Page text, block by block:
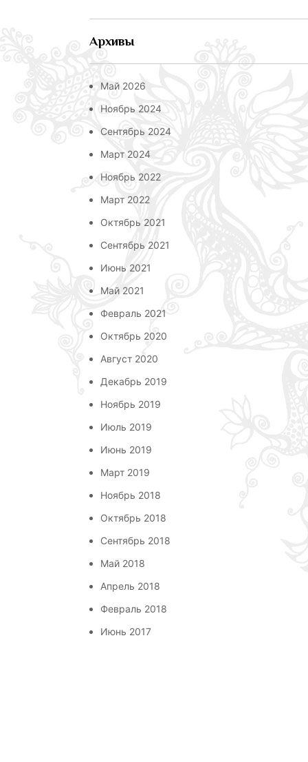
Архивы
Май 2026
Ноябрь 2024
Сентябрь 2024
Март 2024
Ноябрь 2022
Март 2022
Октябрь 2021
Сентябрь 2021
Июнь 2021
Май 2021
Февраль 2021
Октябрь 2020
Август 2020
Декабрь 2019
Ноябрь 2019
Июль 2019
Июнь 2019
Март 2019
Ноябрь 2018
Октябрь 2018
Сентябрь 2018
Май 2018
Апрель 2018
Февраль 2018
Июнь 2017